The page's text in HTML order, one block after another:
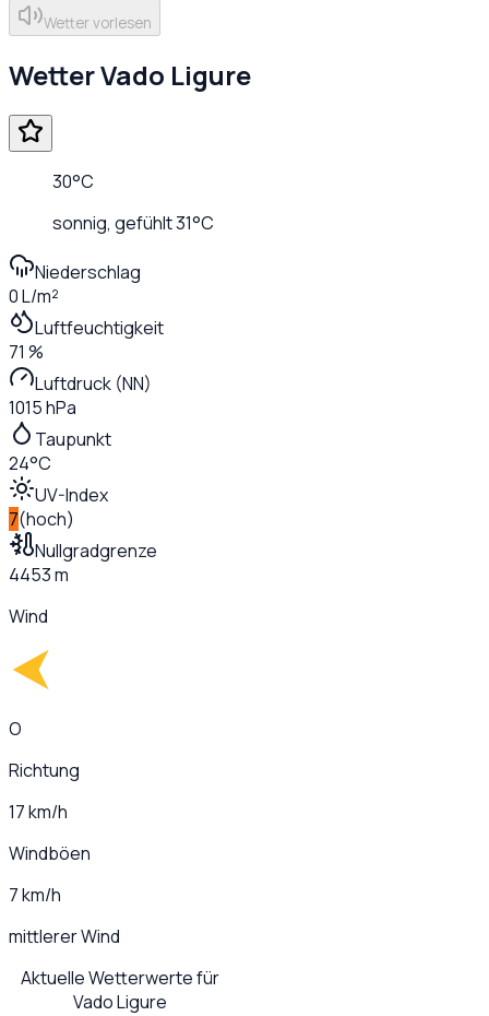
Wetter vorlesen
WetterVado Ligure
30°C
sonnig, gefühlt31°C
Niederschlag
0 L/m²
Luftfeuchtigkeit
71 %
Luftdruck (NN)
1015 hPa
Taupunkt
24°C
UV-Index
7(hoch)
Nullgradgrenze
4453 m
Wind
O
Richtung
17 km/h
Windböen
7 km/h
mittlerer Wind
Aktuelle Wetterwerte für
Vado Ligure